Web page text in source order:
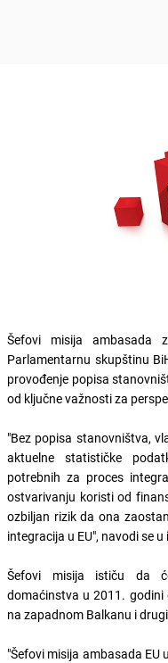
Šefovi misija ambasada
Parlamentarnu skupštinu
provođenje popisa
od ključne važnosti za
"Bez popisa stanovništva,
aktuelne statističke
potrebnih za proces
ostvarivanju koristi od
ozbiljan rizik da ona
integracija u EU", navodi se
Šefovi misija ističu da
domaćinstva u 2011. godini
na zapadnom Balkanu i
"Šefovi misija ambasada EU